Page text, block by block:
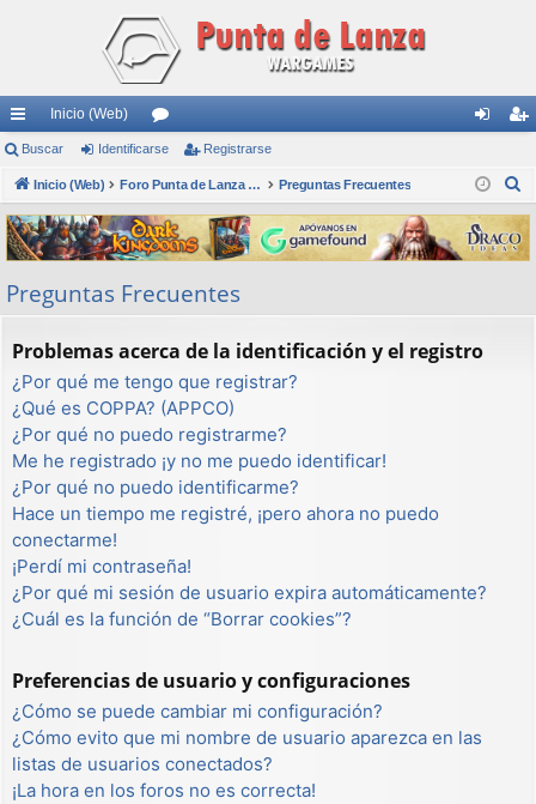
nl
ac
es
rá
pi
Inicio (Web)
or
os nti
fic
ar
ist
ra
rs
Buscar Identificarse Registrarse
Inicio (Web) Foro Punta de Lanza Wargames Preguntas Frecuentes
s
c
r
Preguntas Frecuentes
Problemas acerca de la identificación y el registro
¿Por qué me tengo que registrar?
¿Qué es COPPA? (APPCO)
¿Por qué no puedo registrarme?
Me he registrado ¡y no me puedo identificar!
¿Por qué no puedo identificarme?
Hace un tiempo me registré, ¡pero ahora no puedo
conectarme!
¡Perdí mi contraseña!
¿Por qué mi sesión de usuario expira automáticamente?
¿Cuál es la función de “Borrar cookies”?
Preferencias de usuario y configuraciones
¿Cómo se puede cambiar mi configuración?
¿Cómo evito que mi nombre de usuario aparezca en las
listas de usuarios conectados?
¡La hora en los foros no es correcta!